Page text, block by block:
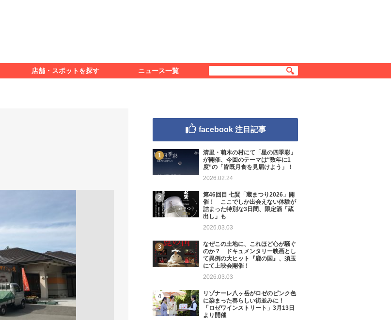
店舗・スポットを探す ニュース一覧
facebook 注目記事
清里・萌木の村にて「星の四季彩」
が開催、今回のテーマは“数年に1
度”の「皆既月食を見届けよう」！
2026.02.24
第46回目 七賢「蔵まつり2026」開
催！ ここでしか出会えない体験が
詰まった特別な3日間、限定酒「蔵
出し」も
2026.03.03
なぜこの土地に、これほど心が騒ぐ
のか？ ドキュメンタリー映画とし
て異例の大ヒット『鹿の国』、須玉
にて上映会開催！
2026.03.03
リゾナーレ八ヶ岳がロゼのピンク色
に染まった春らしい街並みに！
「ロゼワインストリート」3月13日
より開催